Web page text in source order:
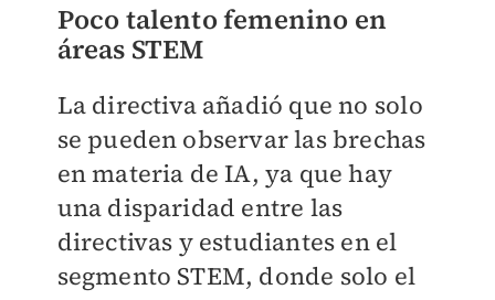
Poco talento femenino en
áreas STEM
La directiva añadió que no solo
se pueden observar las brechas
en materia de IA, ya que hay
una disparidad entre las
directivas y estudiantes en el
segmento STEM, donde solo el